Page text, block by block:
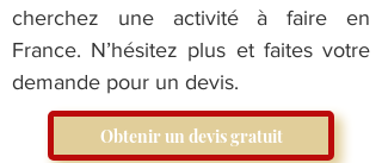
cherchez une activité à faire en
France. N’hésitez plus et faites votre
demande pour un devis.
Obtenir un devis gratuit